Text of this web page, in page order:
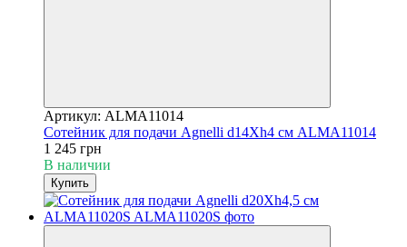
Артикул: ALMA11014
Сотейник для подачи Agnelli d14Xh4 см ALMA11014
1 245 грн
В наличии
Купить